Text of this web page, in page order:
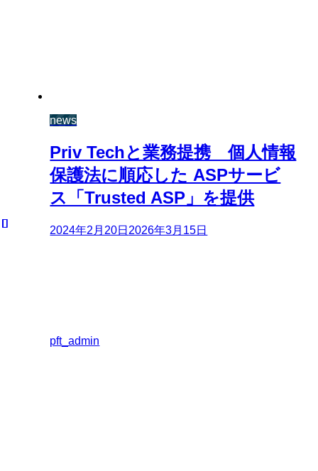
news
Priv Techと業務提携 個人情報
保護法に順応した ASPサービ
ス「Trusted ASP」を提供
2024年2月20日 2026年3月15日
pft_admin